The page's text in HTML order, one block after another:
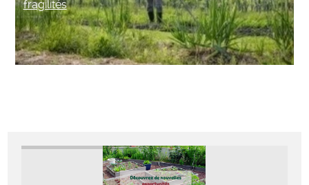
fragilités